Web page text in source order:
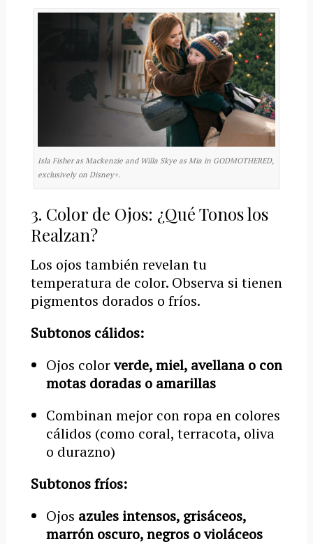
Isla Fisher as Mackenzie and Willa Skye as Mia in GODMOTHERED,
exclusively on Disney+.
3. Color de Ojos: ¿Qué Tonos los
Realzan?
Los ojos también revelan tu
temperatura de color. Observa si tienen
pigmentos dorados o fríos.
Subtonos cálidos:
Ojos colorverde, miel, avellana o con
motas doradas o amarillas
Combinan mejor con ropa en colores
cálidos (como coral, terracota, oliva
o durazno)
Subtonos fríos:
Ojos azules intensos, grisáceos,
marrón oscuro, negros o violáceos